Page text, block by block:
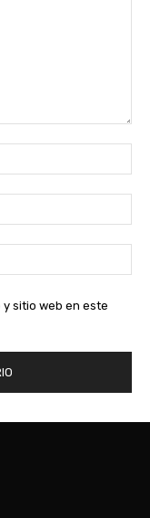
sitio web en este